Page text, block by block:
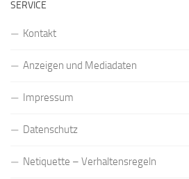
SERVICE
Kontakt
Anzeigen und Mediadaten
Impressum
Datenschutz
Netiquette – Verhaltensregeln